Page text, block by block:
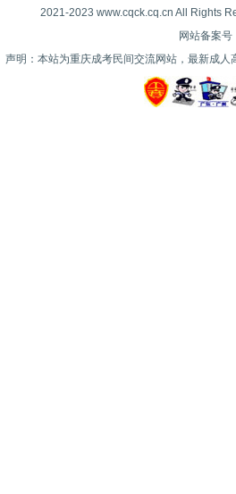
2021-2023 www.cqck.cq.cn All Rights
网站备案号
声明：本站为重庆成考民间交流网站，最新成